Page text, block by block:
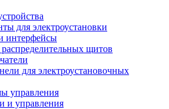
для электроустановки
интерфейсы
щитов
для электроустановочных
управления
и управления